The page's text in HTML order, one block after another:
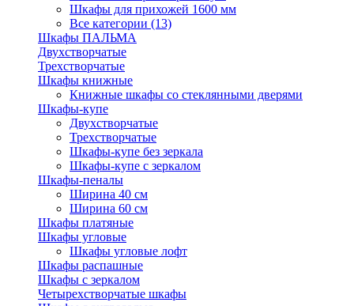
Шкафы для прихожей 1600 мм
Все категории (13)
Шкафы ПАЛЬМА
Двухстворчатые
Трехстворчатые
Шкафы книжные
Книжные шкафы со стеклянными дверями
Шкафы-купе
Двухстворчатые
Трехстворчатые
Шкафы-купе без зеркала
Шкафы-купе с зеркалом
Шкафы-пеналы
Ширина 40 см
Ширина 60 см
Шкафы платяные
Шкафы угловые
Шкафы угловые лофт
Шкафы распашные
Шкафы с зеркалом
Четырехстворчатые шкафы